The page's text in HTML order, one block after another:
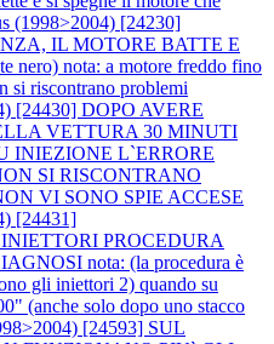
(1998>2004) [24230]
IL MOTORE BATTE E
nota: a motore freddo fino
si riscontrano problemi
[24430] DOPO AVERE
VETTURA 30 MINUTI
INIEZIONE L`ERRORE
SI RISCONTRANO
VI SONO SPIE ACCESE
[24431]
PROCEDURA
nota: (la procedura è
gli iniettori 2) quando su
(anche solo dopo uno stacco
[24593] SUL